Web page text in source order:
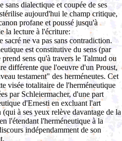
sans dialectique et coupée de ses
aujourd'hui le champ critique,
profane et poussé jusqu'à
la lecture à l'écriture:
sacré ne va pas sans contradiction.
est constitutive du sens (par
sens qu'à travers le Talmud ou
différente que l'oeuvre d'un Proust,
testament" des herméneutes. Cet
visée totalitaire de l'herméneutique
par Schleiermacher, d'une part
d'Ernesti en excluant l'art
à ses yeux relève davantage de la
l'étendant l'herméneutique à la
indépendamment de son